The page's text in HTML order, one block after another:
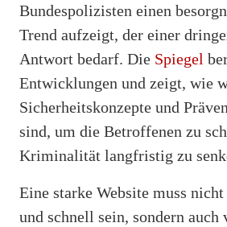
Bundespolizisten einen
Trend aufzeigt, der einer
Antwort bedarf. Die Spiegel
Entwicklungen und zeigt, wie
Sicherheitskonzepte und
sind, um die Betroffenen zu
Kriminalität langfristig zu
Eine starke Website muss nicht
und schnell sein, sondern auch